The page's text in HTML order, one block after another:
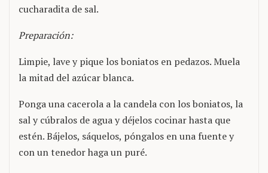
cucharadita de sal.
Preparación:
Limpie, lave y pique los boniatos en pedazos. Muela
la mitad del azúcar blanca.
Ponga una cacerola a la candela con los boniatos, la
sal y cúbralos de agua y déjelos cocinar hasta que
estén. Bájelos, sáquelos, póngalos en una fuente y
con un tenedor haga un puré.